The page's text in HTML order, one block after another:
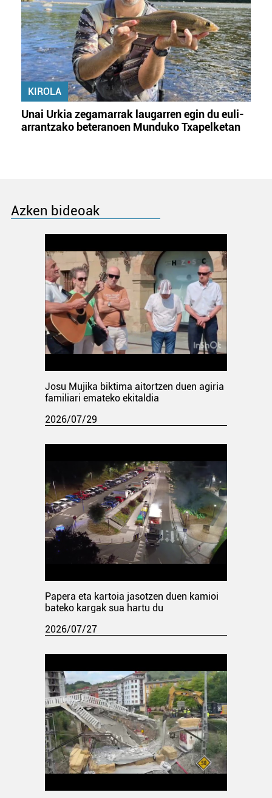
KIROLA
Unai Urkia zegamarrak laugarren egin du euli-
arrantzako beteranoen Munduko Txapelketan
Azken bideoak
Josu Mujika biktima aitortzen duen agiria
familiari emateko ekitaldia
2026/07/29
Papera eta kartoia jasotzen duen kamioi
bateko kargak sua hartu du
2026/07/27